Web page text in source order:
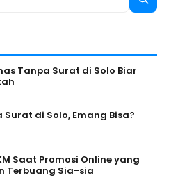
Search
Tanpa Surat di Solo Biar
Surat di Solo, Emang Bisa?
Saat Promosi Online yang
Terbuang Sia-sia